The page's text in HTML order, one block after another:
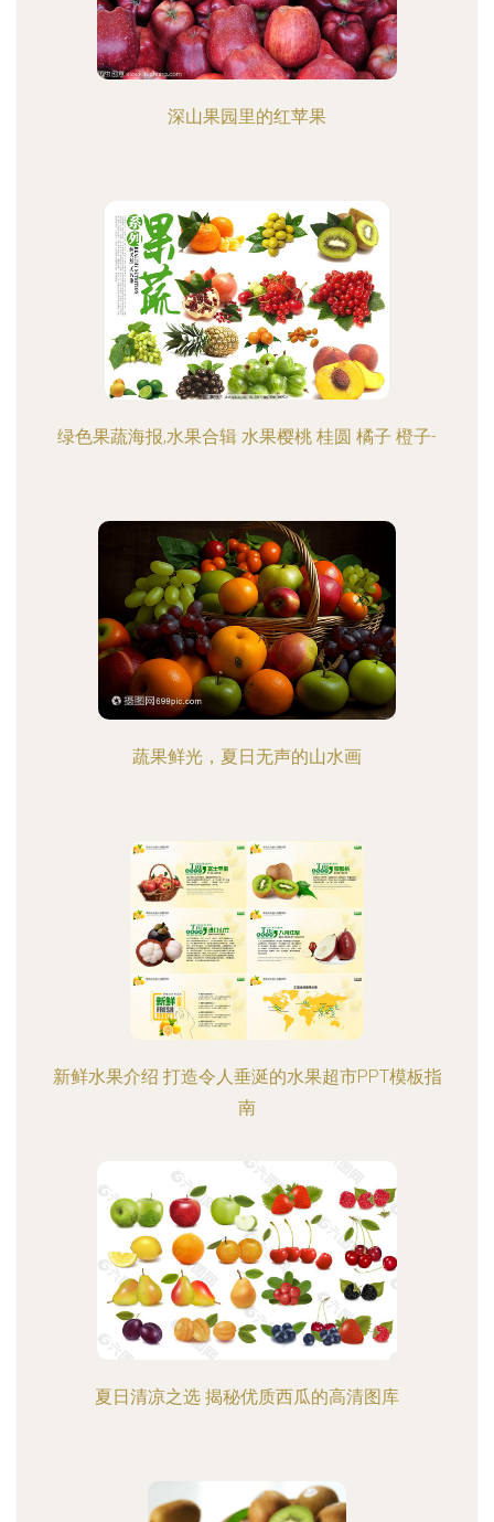
深山果园里的红苹果
绿色果蔬海报,水果合辑 水果樱桃 桂圆 橘子 橙子-
蔬果鲜光，夏日无声的山水画
新鲜水果介绍 打造令人垂涎的水果超市PPT模板指
南
夏日清凉之选 揭秘优质西瓜的高清图库